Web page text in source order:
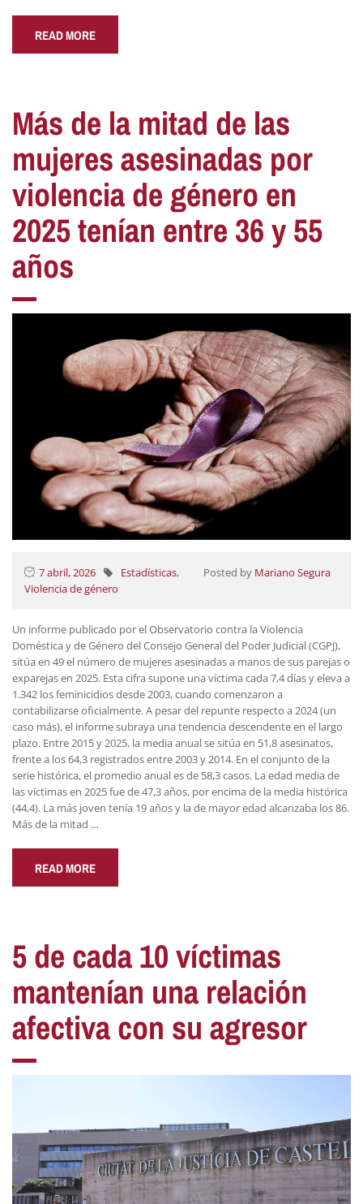
READ MORE
Más de la mitad de las
mujeres asesinadas por
violencia de género en
2025 tenían entre 36 y 55
años
7 abril, 2026 Posted by Mariano Segura
Estadísticas,
Violencia de género
Un informe publicado por el Observatorio contra la Violencia
Doméstica y de Género del Consejo General del Poder Judicial (CGPJ),
sitúa en 49 el número de mujeres asesinadas a manos de sus parejas o
exparejas en 2025. Esta cifra supone una víctima cada 7,4 días y eleva a
1.342 los feminicidios desde 2003, cuando comenzaron a
contabilizarse oficialmente. A pesar del repunte respecto a 2024 (un
caso más), el informe subraya una tendencia descendente en el largo
plazo. Entre 2015 y 2025, la media anual se sitúa en 51,8 asesinatos,
frente a los 64,3 registrados entre 2003 y 2014. En el conjunto de la
serie histórica, el promedio anual es de 58,3 casos. La edad media de
las víctimas en 2025 fue de 47,3 años, por encima de la media histórica
(44,4). La más joven tenía 19 años y la de mayor edad alcanzaba los 86.
Más de la mitad …
READ MORE
5 de cada 10 víctimas
mantenían una relación
afectiva con su agresor